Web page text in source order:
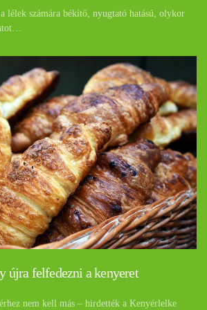
lélek számára békítő, nyugtató hatású, olykor
újra felfedezni a kenyeret
nem kell más – hirdették a Kenyérlelke